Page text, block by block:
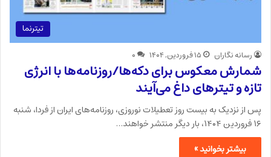
تیترنما
رسانه نگاران ۱۵ فروردین, ۱۴۰۴ ۰
شمارش معکوس برای دکه‌ها/روزنامه‌ها با انرژی
تازه و تیترهای داغ می‌آیند
پس از نزدیک به بیست روز تعطیلات نوروزی، روزنامه‌های ایران از فردا، شنبه
۱۶ فروردین ۱۴۰۴، بار دیگر منتشر خواهند…
بیشتر بخوانید »